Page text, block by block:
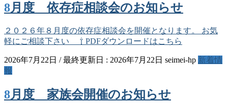
8月度 依存症相談会のお知らせ
２０２６年８月度の依存症相談会を開催となります。 お気
軽にご相談下さい ⇧ PDFダウンロードはこちら
2026年7月22日 / 最終更新日 : 2026年7月22日 seimei-hp 新着情
報
8月度 家族会開催のお知らせ